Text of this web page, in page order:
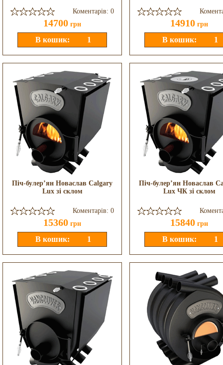
Коментарів: 0
14700 грн 14910 грн
Піч-булер’ян Новаслав Calgary
Lux зі склом
Коментарів: 0
15360 грн
Піч-булер’ян Новаслав
Lux ЧК зі склом
15840 грн